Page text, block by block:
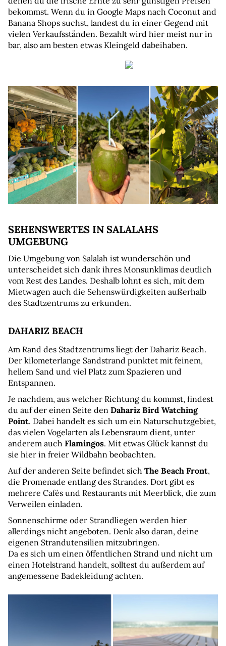
bekommst. Wenn du in Google Maps nach Coconut and
Banana Shops suchst, landest du in einer Gegend mit
vielen Verkaufsständen. Bezahlt wird hier meist nur in
bar, also am besten etwas Kleingeld dabeihaben.
SEHENSWERTES IN SALALAHS
UMGEBUNG
Die Umgebung von Salalah ist wunderschön und
unterscheidet sich dank ihres Monsunklimas deutlich
vom Rest des Landes. Deshalb lohnt es sich, mit dem
Mietwagen auch die Sehenswürdigkeiten außerhalb
des Stadtzentrums zu erkunden.
DAHARIZ BEACH
Am Rand des Stadtzentrums liegt der Dahariz Beach.
Der kilometerlange Sandstrand punktet mit feinem,
hellem Sand und viel Platz zum Spazieren und
Entspannen.
Je nachdem, aus welcher Richtung du kommst, findest
du auf der einen Seite den Dahariz Bird Watching
Point. Dabei handelt es sich um ein Naturschutzgebiet,
das vielen Vogelarten als Lebensraum dient, unter
anderem auch Flamingos. Mit etwas Glück kannst du
sie hier in freier Wildbahn beobachten.
Auf der anderen Seite befindet sich The Beach Front,
die Promenade entlang des Strandes. Dort gibt es
mehrere Cafés und Restaurants mit Meerblick, die zum
Verweilen einladen.
Sonnenschirme oder Strandliegen werden hier
allerdings nicht angeboten. Denk also daran, deine
eigenen Strandutensilien mitzubringen.
Da es sich um einen öffentlichen Strand und nicht um
einen Hotelstrand handelt, solltest du außerdem auf
angemessene Badekleidung achten.